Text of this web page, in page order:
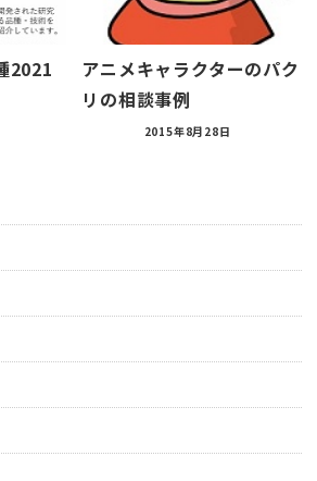
2021
アニメキャラクターのパク
リの相談事例
2015年8月28日